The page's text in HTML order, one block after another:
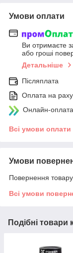
Умови оплати
Ви отримаєте
або гроші
Детальніше
Післяплата
Оплата на
Онлайн-
Всі умови оплати
Умови
Повернення
Всі умови
Подібні товари